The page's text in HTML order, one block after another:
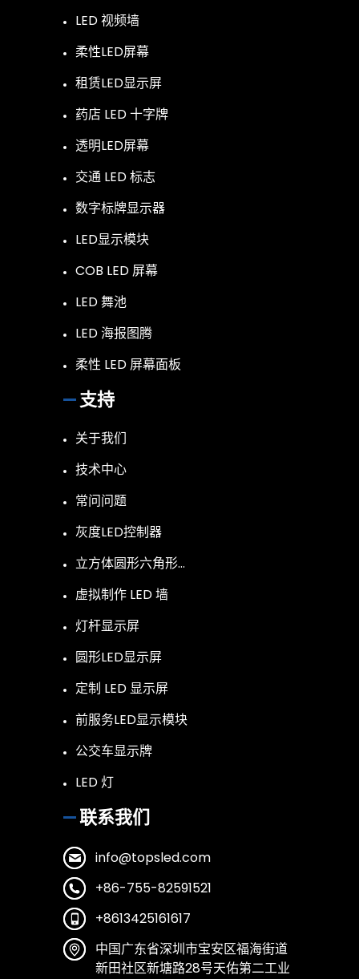
LED 视频墙
柔性LED屏幕
租赁LED显示屏
药店 LED 十字牌
透明LED屏幕
交通 LED 标志
数字标牌显示器
LED显示模块
COB LED 屏幕
LED 舞池
LED 海报图腾
柔性 LED 屏幕面板
支持
关于我们
技术中心
常问问题
灰度LED控制器
立方体圆形六角形…
虚拟制作 LED 墙
灯杆显示屏
圆形LED显示屏
定制 LED 显示屏
前服务LED显示模块
公交车显示牌
LED 灯
联系我们
info@topsled.com
+86-755-82591521
+8613425161617
中国广东省深圳市宝安区福海街道
新田社区新塘路28号天佑第二工业